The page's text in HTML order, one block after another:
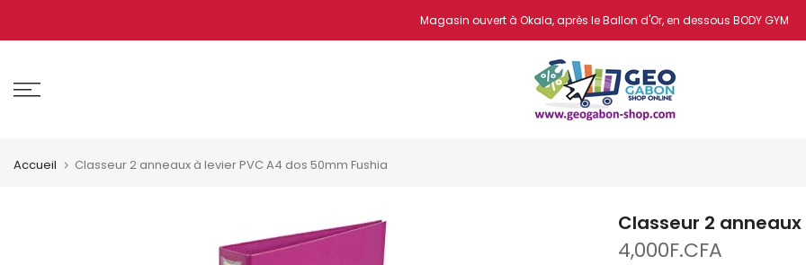
au
Magasin ouvert à Okala, après le Ballon d'Or, en dessous BODY GYM
Accueil Classeur 2 anneaux à levier PVC A4 dos 50mm Fushia
Classeur 2
4,000F.CFA